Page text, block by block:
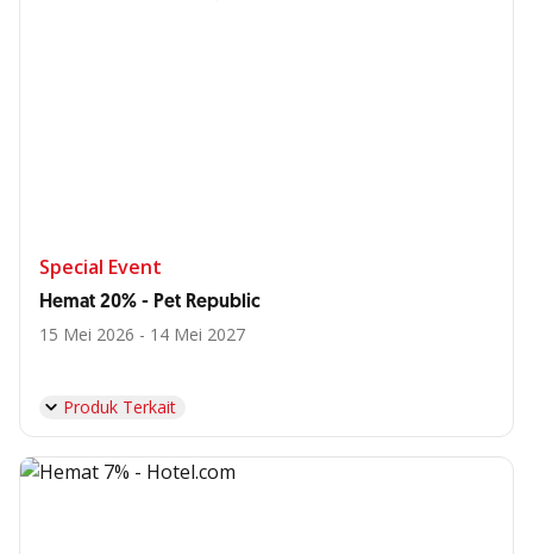
Special Event
Hemat 20% - Pet Republic
15 Mei 2026 - 14 Mei 2027
Produk Terkait